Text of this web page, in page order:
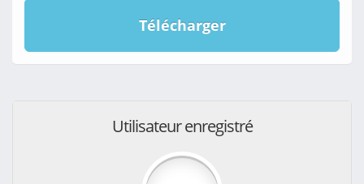
Télécharger
Utilisateur enregistré